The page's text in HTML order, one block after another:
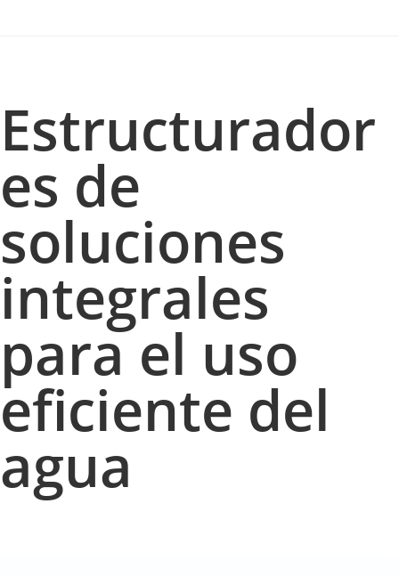
Estructurador
es de
soluciones
integrales
para el uso
eficiente del
agua